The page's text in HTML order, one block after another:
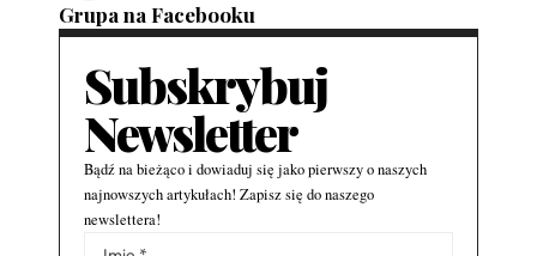
Grupa na Facebooku
Subskrybuj
Newsletter
Bądź na bieżąco i dowiaduj się jako pierwszy o naszych
najnowszych artykułach! Zapisz się do naszego
newslettera!
Alternative: